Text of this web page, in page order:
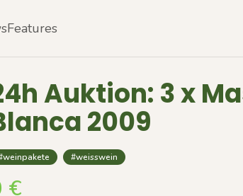
Features
Auktion: 3 x
2009
#weisswein
€